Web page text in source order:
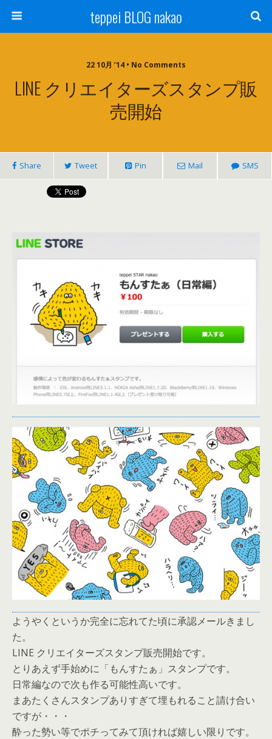
teppei BLOG nakao
22 10月 ’14 • No Comments
LINE クリエイターズスタンプ販
売開始
Share Tweet Pin Mail SMS
ようやくというか完全に忘れてた頃に承認メールきまし
た。
LINE クリエイターズスタンプ販売開始です。
とりあえず手始めに「もんすたぁ」スタンプです。
日常編なので次も作る可能性高いです。
まあたくさんスタンプありすぎて埋もれること請け合い
ですが・・・
酔った勢い等でポチってみて頂ければ嬉しい限りです。